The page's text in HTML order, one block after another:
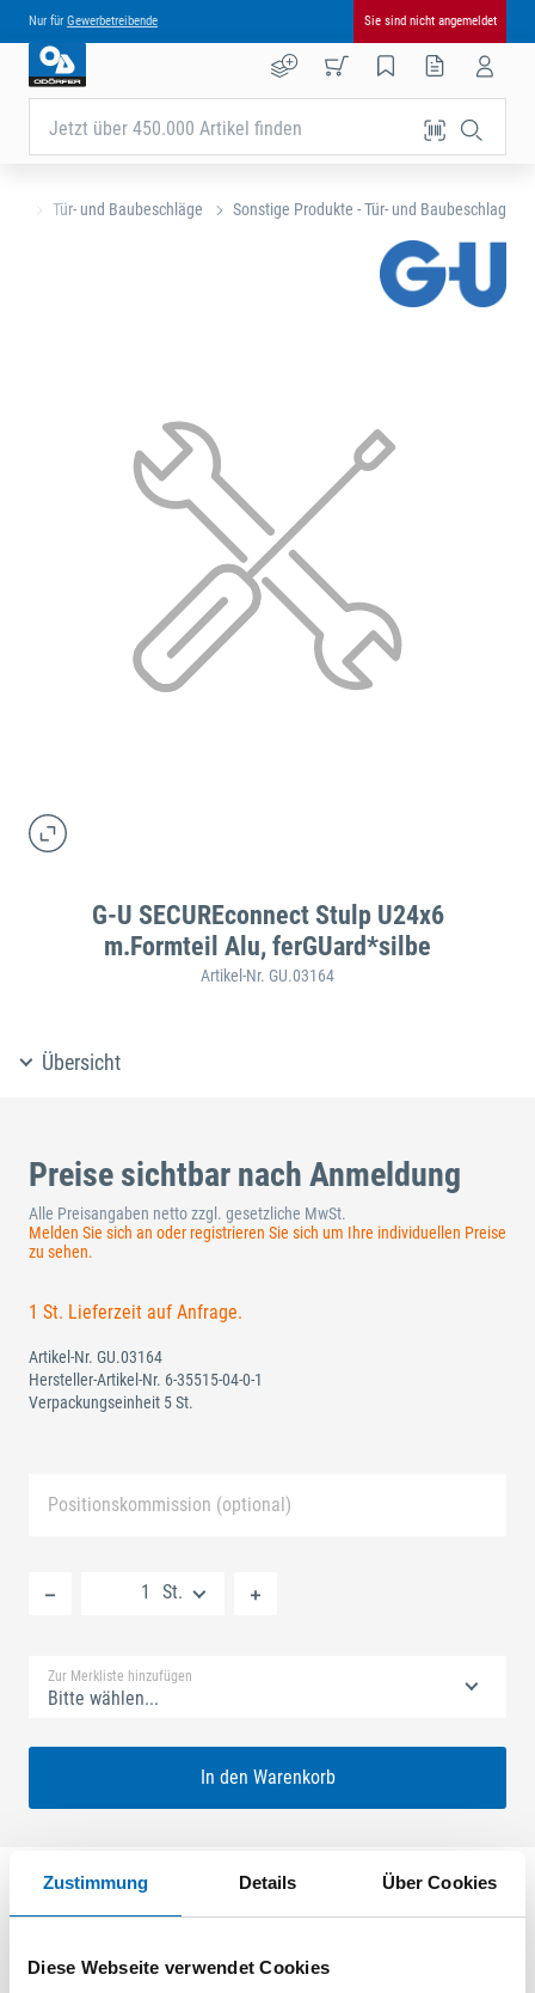
Zustimmung Details Über Cookies
Diese Webseite verwendet Cookies
Nur für Gewerbetreibende Sie sind nicht angemeldet
Jetzt über 450.000 Artikel finden
Tür- und Baubeschläge Sonstige Produkte - Tür- und Baubeschlag
G-U SECUREconnect Stulp U24x6
m.Formteil Alu, ferGUard*silbe
Artikel-Nr. GU.03164
Übersicht
Preise sichtbar nach Anmeldung
Alle Preisangaben netto zzgl. gesetzliche MwSt.
Melden Sie sich an oder registrieren Sie sich um Ihre individuellen Preise
zu sehen.
1 St. Lieferzeit auf Anfrage.
Artikel-Nr. GU.03164
Hersteller-Artikel-Nr. 6-35515-04-0-1
Verpackungseinheit 5 St.
Positionskommission (optional)
St.
Zur Merkliste hinzufügen
Bitte wählen...
In den Warenkorb
Stulp für SECUREconnect Flügel- und Rahmenteil U-
Stulp 366 x 24 x 6 x 2 mm, kantig